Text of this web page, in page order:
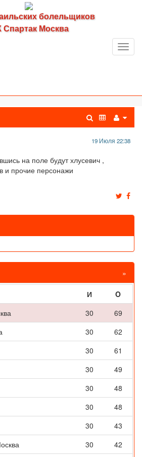
болельщиков
Москва
19 Июля 22:38
на поле будут хлусевич ,
и прочие персонажи
»
И
O
30
69
30
62
30
61
30
49
30
48
30
48
30
43
30
42